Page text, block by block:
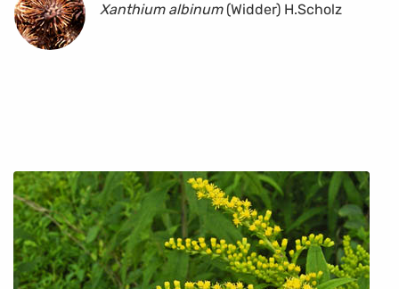
Xanthium albinum(Widder) H.Scholz